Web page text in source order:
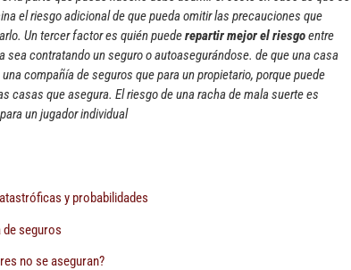
el riesgo adicional de que pueda omitir las precauciones que
Un tercer factor es quién puederepartir mejor el riesgoentre
sea contratando un seguro o autoasegurándose. de que una casa
compañía de seguros que para un propietario, porque puede
casas que asegura. El riesgo de una racha de mala suerte es
un jugador individual
y probabilidades
seguros
no se aseguran?